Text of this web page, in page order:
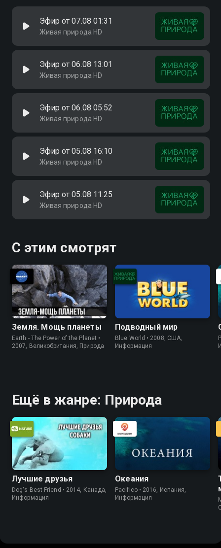
Эфир от 07.08 01:31
Живая природа HD
Эфир от 06.08 13:01
Живая природа HD
Эфир от 06.08 05:52
Живая природа HD
Эфир от 05.08 16:10
Живая природа HD
Эфир от 05.08 11:25
Живая природа HD
С этим смотрят
Земля. Мощь планеты
Earth - The Power of the Planet •
2007, Великобритания, Природа
Подводный мир
Blue World • 2008, США,
Информация
Ещё в жанре: Природа
Лучшие друзья
Dog's Best Friend • 2014, Канада,
Информация
Океания
Pacifico • 2016, Испания,
Информация